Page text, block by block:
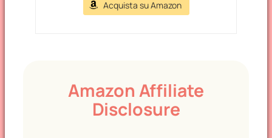
Acquista su Amazon
Amazon Affiliate
Disclosure